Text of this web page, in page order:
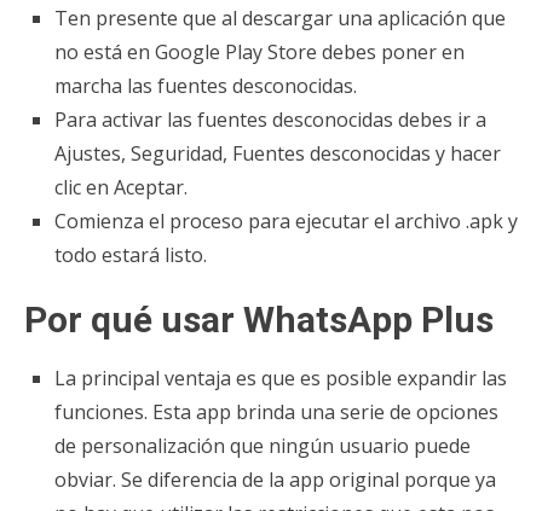
Ten presente que al descargar una aplicación que
no está en Google Play Store debes poner en
marcha las fuentes desconocidas.
Para activar las fuentes desconocidas debes ir a
Ajustes, Seguridad, Fuentes desconocidas y hacer
clic en Aceptar.
Comienza el proceso para ejecutar el archivo .apk y
todo estará listo.
Por qué usar WhatsApp Plus
La principal ventaja es que es posible expandir las
funciones. Esta app brinda una serie de opciones
de personalización que ningún usuario puede
obviar. Se diferencia de la app original porque ya